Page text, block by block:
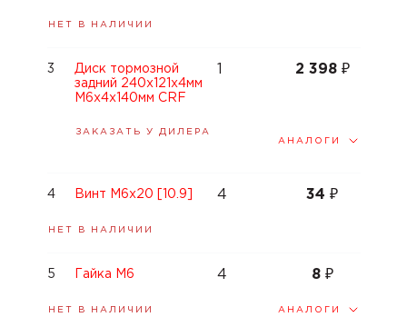
НЕТ В НАЛИЧИИ
Диск тормозной
задний 240x121x4мм
М6х4х140мм CRF
2 398 ₽
ЗАКАЗАТЬ У ДИЛЕРА
АНАЛОГИ
3
Винт М6x20 [10.9] 4 34₽
НЕТ В НАЛИЧИИ
4
Гайка M6 4 8 ₽
НЕТ В НАЛИЧИИ АНАЛОГИ
5